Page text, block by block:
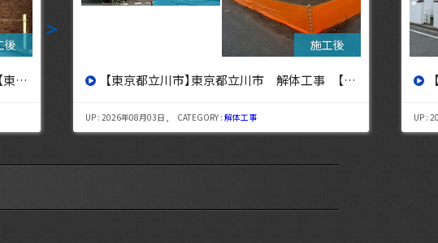
へ】 【東京都杉並区】東京都杉並区 解体工事【東京・埼玉・神奈川の解体工事なら東央建設へ】
UP : 2026年07月29日 , CATEGORY :解体工事 UP :
＞